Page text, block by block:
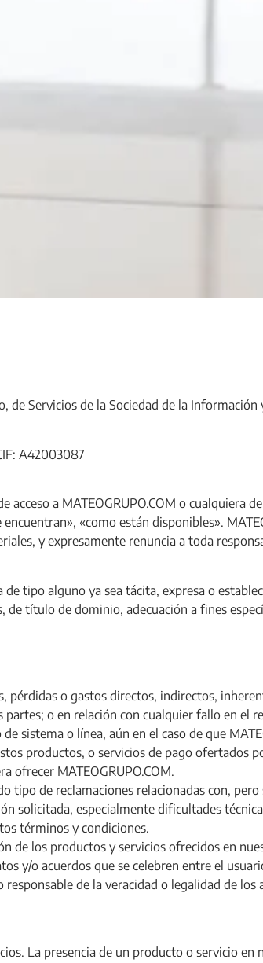
Servicios de la Sociedad de la
A42003087
a MATEOGRUPO.COM o cualquiera
«como están disponibles».
y expresamente renuncia a toda
tipo alguno ya sea tácita, expresa o
título de dominio, adecuación a fines
pérdidas o gastos directos, indirectos,
o en relación con cualquier fallo en
sistema o línea, aún en el caso de que
productos, o servicios de pago ofertados
ofrecer MATEOGRUPO.COM.
tipo de reclamaciones relacionadas con,
solicitada, especialmente dificultades
términos y condiciones.
de los productos y servicios ofrecidos en
y/o acuerdos que se celebren entre el
de la veracidad o legalidad de
La presencia de un producto o servicio